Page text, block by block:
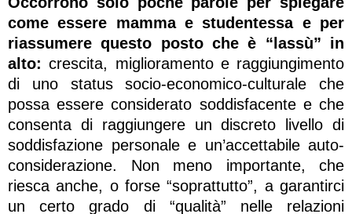
come essere mamma e studentessa e per
riassumere questo posto che è “lassù” in
alto: crescita, miglioramento e raggiungimento
di uno status socio-economico-culturale che
possa essere considerato soddisfacente e che
consenta di raggiungere un discreto livello di
soddisfazione personale e un’accettabile auto-
considerazione. Non meno importante, che
riesca anche, o forse “soprattutto”, a garantirci
un certo grado di “qualità” nelle relazioni